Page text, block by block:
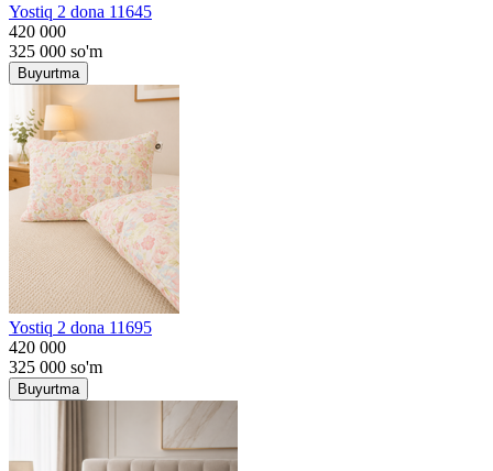
Yostiq 2 dona 11645
420 000
325 000 so'm
Buyurtma
Yostiq 2 dona 11695
420 000
325 000 so'm
Buyurtma